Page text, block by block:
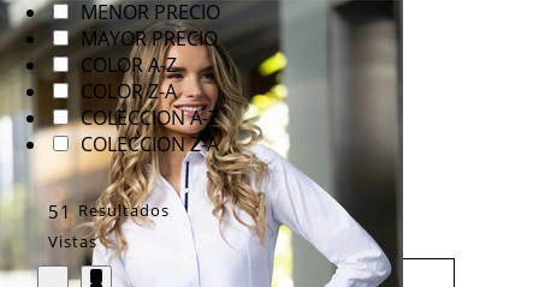
MENOR PRECIO
MAYOR PRECIO
COLOR A-Z
COLOR Z-A
COLECCION A-Z
COLECCION Z-A
51Resultados
Vistas